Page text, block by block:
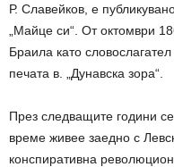
Р. Славейков, е
„Майце си“. От октомври
Браила като
печата в. „Дунавска зора“.
През следващите години
време живее заедно с
конспиративна